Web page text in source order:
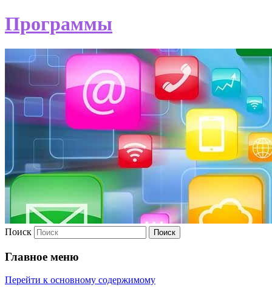
Программы
Поиск
Главное меню
Перейти к основному содержимому